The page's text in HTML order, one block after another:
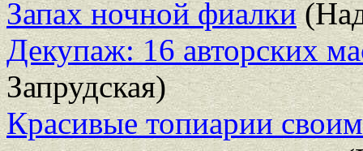
Запах ночной фиалки
Декупаж: 16 авторских
Запрудская)
Красивые топиарии